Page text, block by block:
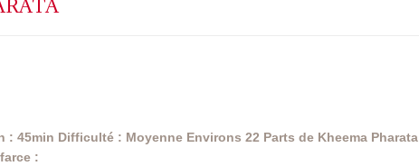
: 45min Difficulté : Moyenne Environs 22 Parts de Kheema Pharata
: